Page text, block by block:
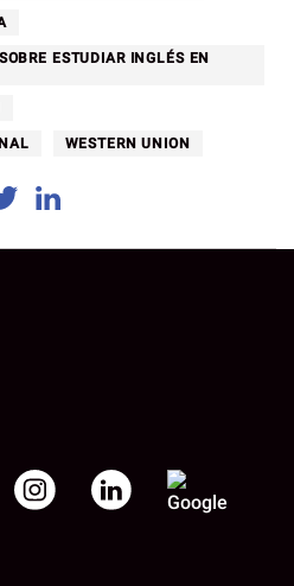
ESTUDIAR INGLÉS EN
WESTERN UNION